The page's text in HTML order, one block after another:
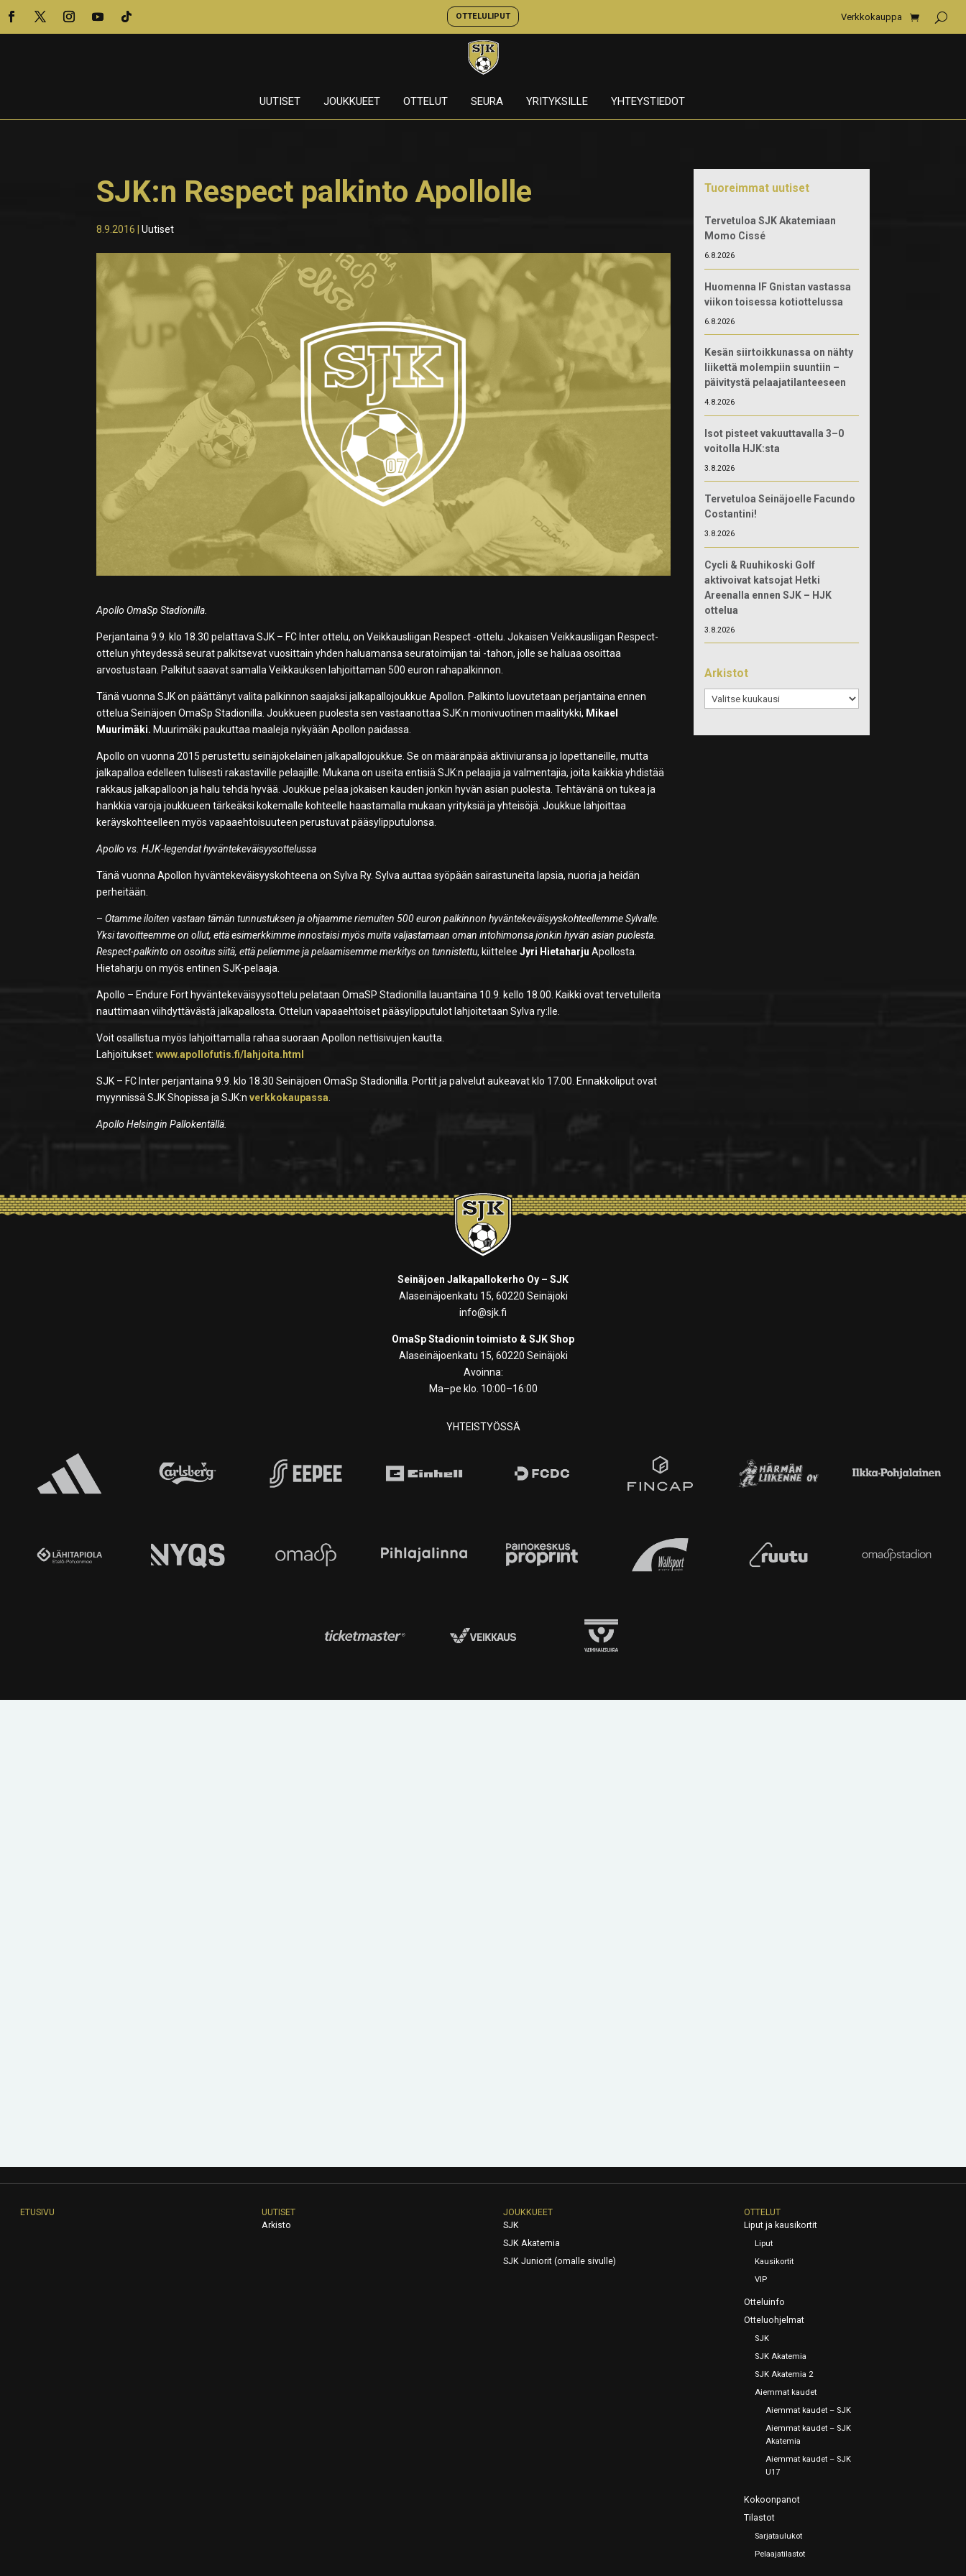
OTTELULIPUT Verkkokauppa
UUTISET JOUKKUEET OTTELUT SEURA YRITYKSILLE YHTEYSTIEDOT
SJK:n Respect palkinto Apollolle
8.9.2016 |Uutiset
Apollo OmaSp Stadionilla.
Perjantaina 9.9. klo 18.30 pelattava SJK – FC Inter ottelu, on Veikkausliigan Respect -ottelu. Jokaisen Veikkausliigan Respect-
ottelun yhteydessä seurat palkitsevat vuosittain yhden haluamansa seuratoimijan tai -tahon, jolle se haluaa osoittaa
arvostustaan. Palkitut saavat samalla Veikkauksen lahjoittaman 500 euron rahapalkinnon.
Tänä vuonna SJK on päättänyt valita palkinnon saajaksi jalkapallojoukkue Apollon. Palkinto luovutetaan perjantaina ennen
ottelua Seinäjoen OmaSp Stadionilla. Joukkueen puolesta sen vastaanottaa SJK:n monivuotinen maalitykki, Mikael
Muurimäki. Muurimäki paukuttaa maaleja nykyään Apollon paidassa.
Apollo on vuonna 2015 perustettu seinäjokelainen jalkapallojoukkue. Se on määränpää aktiiviuransa jo lopettaneille, mutta
jalkapalloa edelleen tulisesti rakastaville pelaajille. Mukana on useita entisiä SJK:n pelaajia ja valmentajia, joita kaikkia yhdistää
rakkaus jalkapalloon ja halu tehdä hyvää. Joukkue pelaa jokaisen kauden jonkin hyvän asian puolesta. Tehtävänä on tukea ja
hankkia varoja joukkueen tärkeäksi kokemalle kohteelle haastamalla mukaan yrityksiä ja yhteisöjä. Joukkue lahjoittaa
keräyskohteelleen myös vapaaehtoisuuteen perustuvat pääsylipputulonsa.
Apollo vs. HJK-legendat hyväntekeväisyysottelussa
Tänä vuonna Apollon hyväntekeväisyyskohteena on Sylva Ry. Sylva auttaa syöpään sairastuneita lapsia, nuoria ja heidän
perheitään.
–Otamme iloiten vastaan tämän tunnustuksen ja ohjaamme riemuiten 500 euron palkinnon hyväntekeväisyyskohteellemme Sylvalle.
Yksi tavoitteemme on ollut, että esimerkkimme innostaisi myös muita valjastamaan oman intohimonsa jonkin hyvän asian puolesta.
Respect-palkinto on osoitus siitä, että peliemme ja pelaamisemme merkitys on tunnistettu, kiitteleeJyri Hietaharju Apollosta.
Hietaharju on myös entinen SJK-pelaaja.
Apollo – Endure Fort hyväntekeväisyysottelu pelataan OmaSP Stadionilla lauantaina 10.9. kello 18.00. Kaikki ovat tervetulleita
nauttimaan viihdyttävästä jalkapallosta. Ottelun vapaaehtoiset pääsylipputulot lahjoitetaan Sylva ry:lle.
Voit osallistua myös lahjoittamalla rahaa suoraan Apollon nettisivujen kautta.
Lahjoitukset:www.apollofutis.fi/lahjoita.html
SJK – FC Inter perjantaina 9.9. klo 18.30 Seinäjoen OmaSp Stadionilla. Portit ja palvelut aukeavat klo 17.00. Ennakkoliput ovat
myynnissä SJK Shopissa ja SJK:nverkkokaupassa.
Apollo Helsingin Pallokentällä.
Tuoreimmat uutiset
Tervetuloa SJK Akatemiaan
Momo Cissé
6.8.2026
Huomenna IF Gnistan vastassa
viikon toisessa kotiottelussa
6.8.2026
Kesän siirtoikkunassa on nähty
liikettä molempiin suuntiin –
päivitystä pelaajatilanteeseen
4.8.2026
Isot pisteet vakuuttavalla 3–0
voitolla HJK:sta
3.8.2026
Tervetuloa Seinäjoelle Facundo
Costantini!
3.8.2026
Cycli & Ruuhikoski Golf
aktivoivat katsojat Hetki
Areenalla ennen SJK – HJK
ottelua
3.8.2026
Arkistot
Arkistot
Seinäjoen Jalkapallokerho Oy – SJK
Alaseinäjoenkatu 15, 60220 Seinäjoki
info@sjk.fi
OmaSp Stadionin toimisto & SJK Shop
Alaseinäjoenkatu 15, 60220 Seinäjoki
Avoinna:
Ma–pe klo. 10:00–16:00
YHTEISTYÖSSÄ
ETUSIVU
UUTISET
Arkisto
JOUKKUEET
SJK
SJK Akatemia
SJK Juniorit (omalle sivulle)
OTTELUT
Liput ja kausikortit
Liput
Kausikortit
VIP
Otteluinfo
Otteluohjelmat
SJK
SJK Akatemia
SJK Akatemia 2
Aiemmat kaudet
Aiemmat kaudet – SJK
Aiemmat kaudet – SJK
Akatemia
Aiemmat kaudet – SJK
U17
Kokoonpanot
Tilastot
Sarjataulukot
Pelaajatilastot